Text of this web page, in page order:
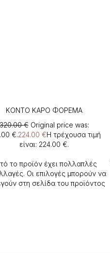
ΚΟΝΤΟ ΚΑΡΟ ΦΟΡΕΜΑ
€ Original price was:
€.224.00 €Η τρέχουσα τιμή
είναι: 224.00 €.
το προϊόν έχει πολλαπλές
Οι επιλογές μπορούν να
στη σελίδα του προϊόντος